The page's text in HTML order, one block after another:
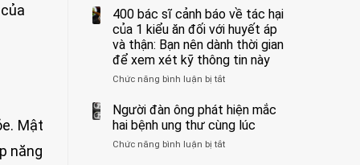
Mật
năng
cảnh
báo
“ĐỪNG
GẮNG
SỨC!”
đồng
1
ra
cảnh
báo
theo
3
kiểu
“hại
thân”
mà
biết
loại
cá
tưởng
rẻ
mà
tiềm
formaldehyde
kim
loại
400 bác sĩ cảnh báo về tác hại
của 1 kiểu ăn đối với huyết áp
và thận: Bạn nên dành thời gian
để xem xét kỹ thông tin này
Chức năng bình luận bị tắtở
bác
cảnh
báo
Người đàn ông phát hiện mắc
hai bệnh ung thư cùng lúc
Chức năng bình luận bị tắtở